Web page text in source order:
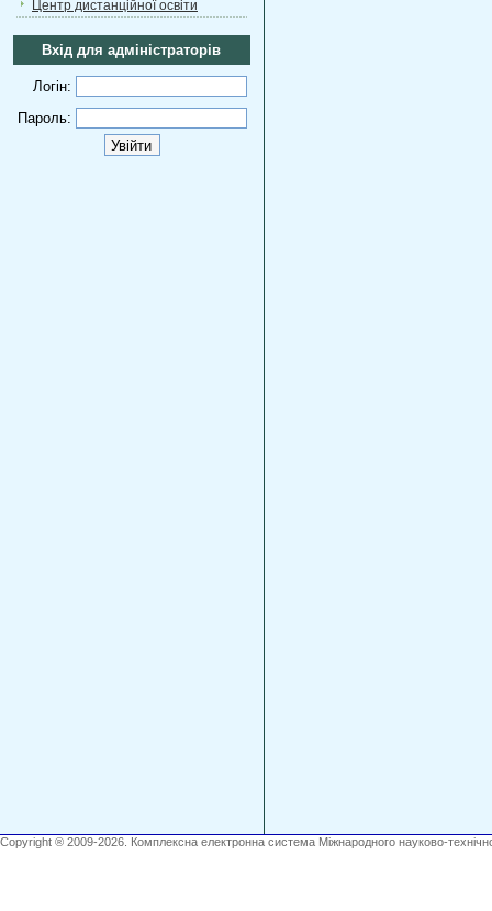
Центр дистанційної освіти
Вхід для адміністраторів
Логін:
Пароль:
Copyright ® 2009-2026. Комплексна електронна система Міжнародного науково-